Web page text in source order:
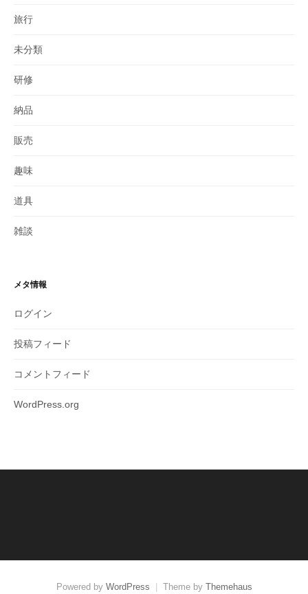
旅行
未分類
研修
納品
販売
趣味
道具
雑談
メタ情報
ログイン
投稿フィード
コメントフィード
WordPress.org
Powered by WordPress Theme by Themehaus